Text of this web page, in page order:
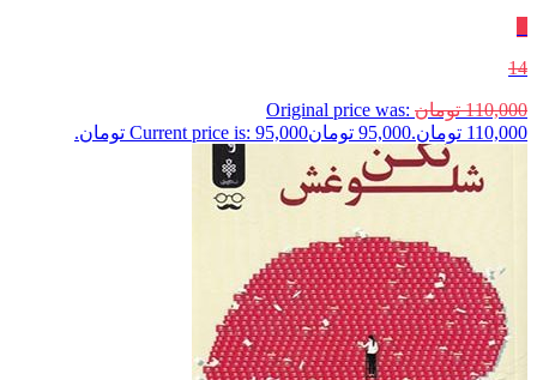
14
110,000 تومان Original price was:
110,000 تومان.
95,000 تومانCurrent price is: 95,000 تومان.